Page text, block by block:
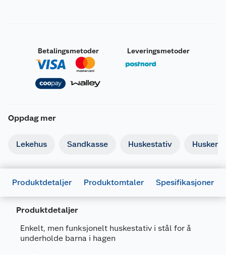
Betalingsmetoder Leveringsmetoder
Oppdag mer
Lekehus Sandkasse Huskestativ Husker
Produktdetaljer Produktomtaler Spesifikasjoner
Produktdetaljer
Enkelt, men funksjonelt huskestativ i stål for å
underholde barna i hagen